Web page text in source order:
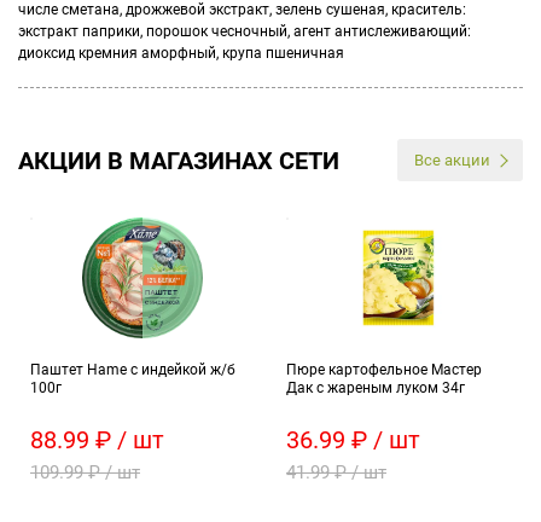
числе сметана, дрожжевой экстракт, зелень сушеная, краситель:
экстракт паприки, порошок чесночный, агент антислеживающий:
диоксид кремния аморфный, крупа пшеничная
АКЦИИ В МАГАЗИНАХ СЕТИ Все акции
Паштет Hame с индейкой ж/б
100г
88.99 ₽ / шт
109.99 ₽ / шт
Пюре картофельное Мастер
Дак с жареным луком 34г
36.99 ₽ / шт
41.99 ₽ / шт